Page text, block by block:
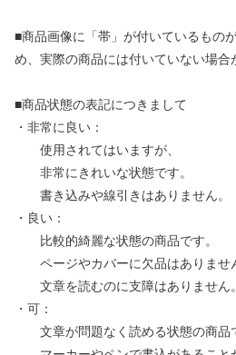
■商品画像に「帯」が付いているもの
め、実際の商品には付いていない場合
■商品状態の表記につきまして
・非常に良い：
使用されてはいますが、
非常にきれいな状態です。
書き込みや線引きはありません。
・良い：
比較的綺麗な状態の商品です。
ページやカバーに欠品はありませ
文章を読むのに支障はありません。
・可：
文章が問題なく読める状態の商品